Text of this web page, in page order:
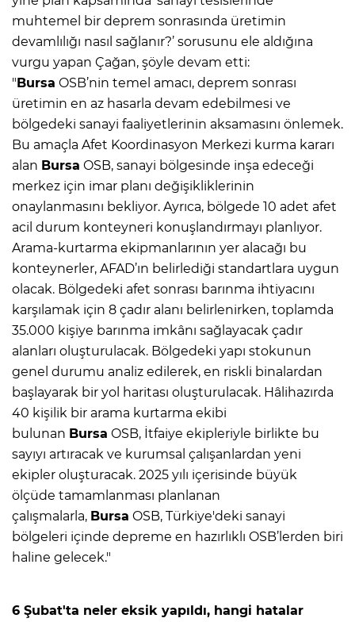
muhtemel bir deprem sonrasında üretimin
devamlılığı nasıl sağlanır?’ sorusunu ele aldığına
vurgu yapan Çağan, şöyle devam etti:
"Bursa OSB’nin temel amacı, deprem sonrası
üretimin en az hasarla devam edebilmesi ve
bölgedeki sanayi faaliyetlerinin aksamasını önlemek.
Bu amaçla Afet Koordinasyon Merkezi kurma kararı
alan Bursa OSB, sanayi bölgesinde inşa edeceği
merkez için imar planı değişikliklerinin
onaylanmasını bekliyor. Ayrıca, bölgede 10 adet afet
acil durum konteyneri konuşlandırmayı planlıyor.
Arama-kurtarma ekipmanlarının yer alacağı bu
konteynerler, AFAD’ın belirlediği standartlara uygun
olacak. Bölgedeki afet sonrası barınma ihtiyacını
karşılamak için 8 çadır alanı belirlenirken, toplamda
35.000 kişiye barınma imkânı sağlayacak çadır
alanları oluşturulacak. Bölgedeki yapı stokunun
genel durumu analiz edilerek, en riskli binalardan
başlayarak bir yol haritası oluşturulacak. Hâlihazırda
40 kişilik bir arama kurtarma ekibi
bulunan Bursa OSB, İtfaiye ekipleriyle birlikte bu
sayıyı artıracak ve kurumsal çalışanlardan yeni
ekipler oluşturacak. 2025 yılı içerisinde büyük
ölçüde tamamlanması planlanan
çalışmalarla, Bursa OSB, Türkiye'deki sanayi
bölgeleri içinde depreme en hazırlıklı OSB’lerden biri
haline gelecek."
6 Şubat'ta neler eksik yapıldı, hangi hatalar